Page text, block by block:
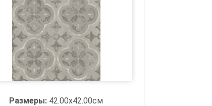
Размеры: 42.00x42.00см